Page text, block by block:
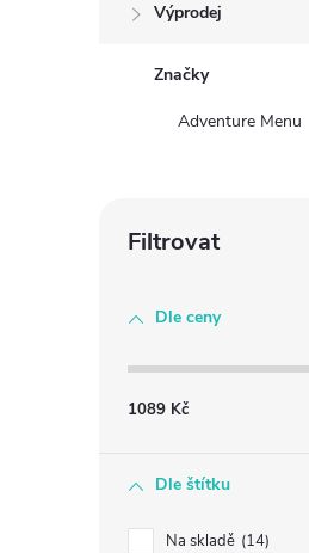
Výprodej
Značky
Adventure Menu
Dle ceny
1089 Kč
Dle štítku
Na skladě 14